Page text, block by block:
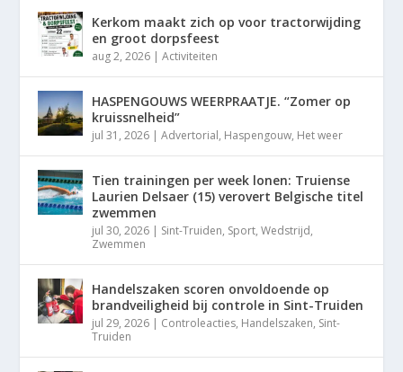
Kerkom maakt zich op voor tractorwijding
en groot dorpsfeest
aug 2, 2026 |Activiteiten
HASPENGOUWS WEERPRAATJE. “Zomer op
kruissnelheid”
jul 31, 2026 |Advertorial, Haspengouw, Het weer
Tien trainingen per week lonen: Truiense
Laurien Delsaer (15) verovert Belgische titel
zwemmen
jul 30, 2026 | Sint-Truiden, Sport,Wedstrijd,
Zwemmen
Handelszaken scoren onvoldoende op
brandveiligheid bij controle in Sint-Truiden
jul 29, 2026 | Controleacties, Handelszaken, Sint-
Truiden